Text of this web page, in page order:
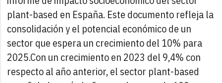
plant-based en España. Este documento refleja la
consolidación y el potencial económico de un
sector que espera un crecimiento del 10% para
2025.Con un crecimiento en 2023 del 9,4% con
respecto al año anterior, el sector plant-based